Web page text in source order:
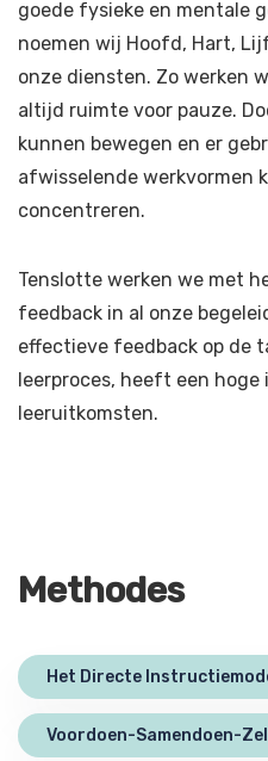
goede fysieke en mentale
noemen wij Hoofd, Hart,
onze diensten. Zo werken
altijd ruimte voor pauze.
kunnen bewegen en er
afwisselende werkvormen
concentreren.
Tenslotte werken we met
feedback in al onze
effectieve feedback op de
leerproces, heeft een hoge
leeruitkomsten.
Methodes
Het Directe
Voordoen-Samendoen-